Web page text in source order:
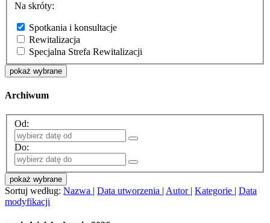
Na skróty:
Spotkania i konsultacje
Rewitalizacja
Specjalna Strefa Rewitalizacji
pokaż wybrane
Archiwum
Od:
Do:
pokaż wybrane
Sortuj według: Nazwa | Data utworzenia | Autor | Kategorie | Data
modyfikacji